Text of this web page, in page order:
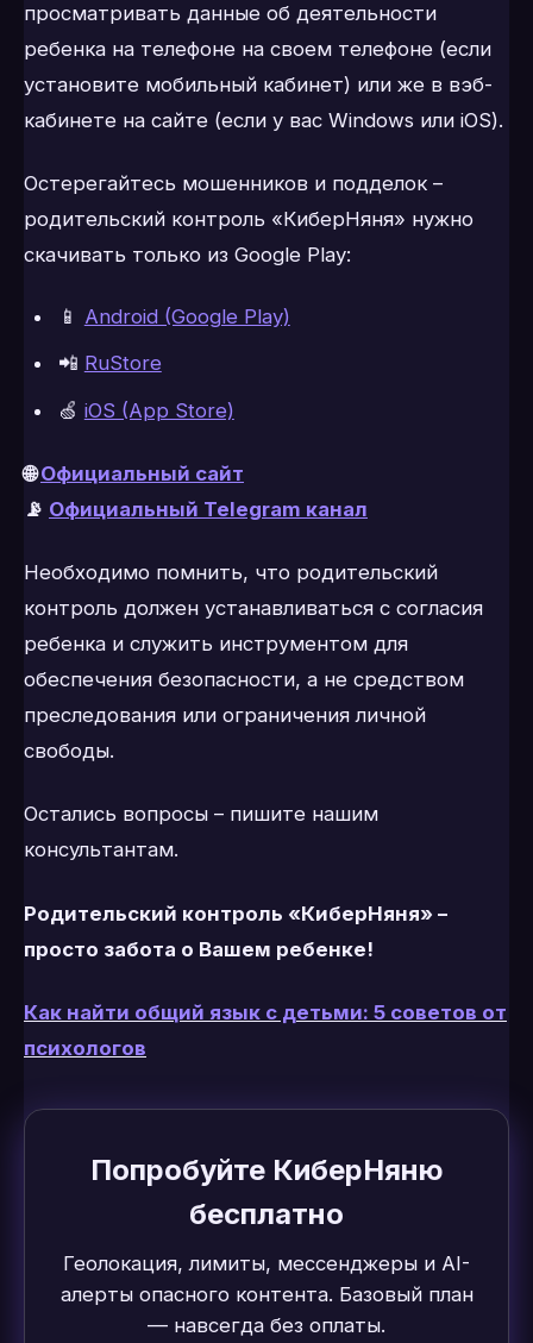
просматривать данные об деятельности
ребенка на телефоне на своем телефоне (если
установите мобильный кабинет) или же в вэб-
кабинете на сайте (если у вас Windows или iOS).
Остерегайтесь мошенников и подделок –
родительский контроль «КиберНяня» нужно
скачивать только из Google Play:
📱 Android (Google Play)
📲 RuStore
🍏 iOS (App Store)
🌐Официальный сайт
📡 Официальный Telegram канал
Необходимо помнить, что родительский
контроль должен устанавливаться с согласия
ребенка и служить инструментом для
обеспечения безопасности, а не средством
преследования или ограничения личной
свободы.
Остались вопросы – пишите нашим
консультантам.
Родительский контроль «КиберНяня» –
просто забота о Вашем ребенке!
Как найти общий язык с детьми: 5 советов от
психологов
Попробуйте КиберНяню
бесплатно
Геолокация, лимиты, мессенджеры и AI-
алерты опасного контента. Базовый план
— навсегда без оплаты.